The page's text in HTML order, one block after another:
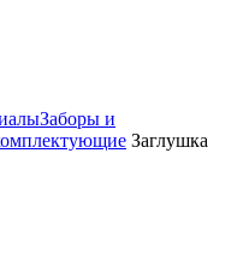
Заборы и
Заглушка